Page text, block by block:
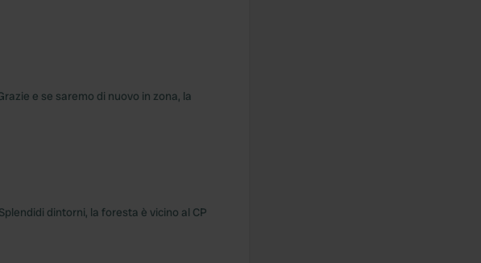
e se saremo di nuovo in zona, la
dintorni, la foresta è vicino al CP